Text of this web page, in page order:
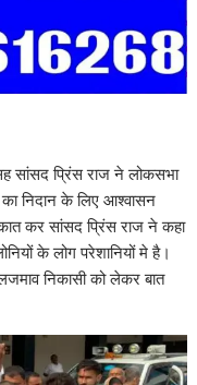
सांसद प्रिंस राज ने लोकसभा
निदान के लिए आश्वासन
कर सांसद प्रिंस राज ने कहा
के लोग परेशानियों मे है।
निकासी को लेकर बात